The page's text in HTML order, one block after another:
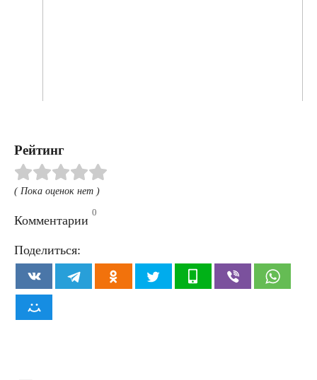
Рейтинг
( Пока оценок нет )
Комментарии
0
Поделиться: